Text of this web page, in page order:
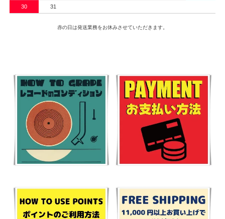
30 31
赤の日は発送業務をお休みさせていただきます。